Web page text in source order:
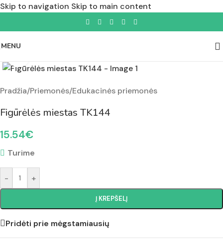
Skip to navigation Skip to main content
MENU
Pradžia/Priemonės/Edukacinės priemonės
Figūrėlės miestas TK144
15.54€
Turime
- +
Į KREPŠELĮ
Pridėti prie mėgstamiausių